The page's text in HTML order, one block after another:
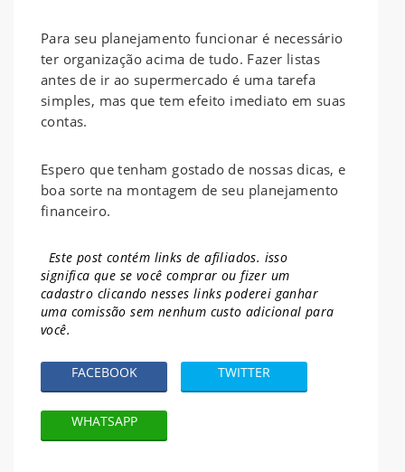
Para seu planejamento funcionar é necessário
ter organização acima de tudo. Fazer listas
antes de ir ao supermercado é uma tarefa
simples, mas que tem efeito imediato em suas
contas.
Espero que tenham gostado de nossas dicas, e
boa sorte na montagem de seu planejamento
financeiro.
Este post contém links de afiliados. isso
significa que se você comprar ou fizer um
cadastro clicando nesses links poderei ganhar
uma comissão sem nenhum custo adicional para
você.
FACEBOOK TWITTER
WHATSAPP